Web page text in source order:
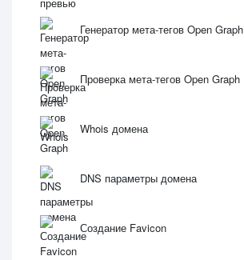
Генератор мета-тегов Open Graph
Проверка мета-тегов Open Graph
Whois домена
DNS параметры домена
Создание Favicon